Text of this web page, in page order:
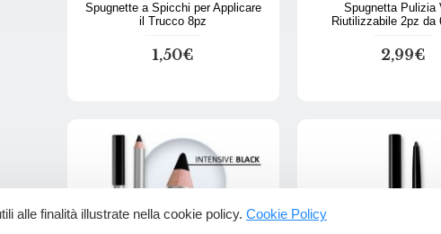
Spugnette a Spicchi per Applicare
il Trucco 8pz
1,50€
Spugnetta Pulizia
Riutilizzabile 2pz da
2,99€
alle finalità illustrate nella cookie policy. Cookie Policy